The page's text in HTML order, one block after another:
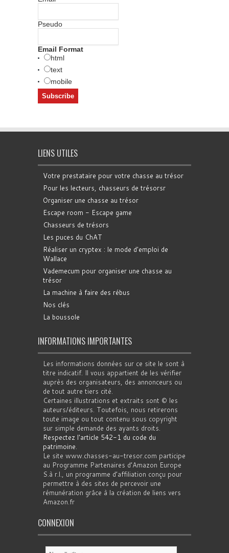
Pseudo
Email Format
html
text
mobile
LIENS UTILES
Votre prestataire pour votre chasse au trésor
Pour les lecteurs, chasseurs de trésorsr
Organiser une chasse au trésor
Escape room - Escape game
Chasseurs de trésors
Les puces du ChAT
Réaliser un cryptex : le mode d'emploi de
Wallace
Vademecum pour organiser une chasse au
trésor
La machine à faire des rébus
Nos clés
La boussole
INFORMATIONS IMPORTANTES
Les informations données sur ce site le sont à
titre indicatif. Il vous appartient de les vérifier
auprès des organisateurs, des annonceurs ou
de tout autre tiers cité.
Certaines illustrations et extraits sont © les
auteurs/éditeurs. Toutefois, nous retirerons
toute image ou tout contenu sous copyright
sur simple demande des ayants droits.
Respectez l'article 542-1 du code du
patrimoine.
Le site www.chasses-au-tresor.com participe
au Programme Partenaires d’Amazon Europe
S.à r.l., un programme d’affiliation conçu pour
permettre à des sites de percevoir une
rémunération grâce à la création de liens vers
Amazon.fr
CONNEXION